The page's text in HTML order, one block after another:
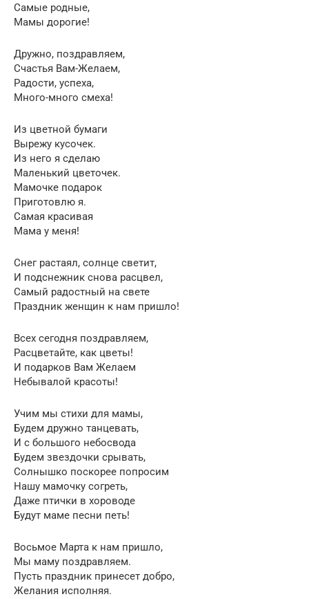
Самые родные,
Мамы дорогие!
Дружно, поздравляем,
Счастья Вам-Желаем,
Радости, успеха,
Много-много смеха!
Из цветной бумаги
Вырежу кусочек.
Из него я сделаю
Маленький цветочек.
Мамочке подарок
Приготовлю я.
Самая красивая
Мама у меня!
Снег растаял, солнце светит,
И подснежник снова расцвел,
Самый радостный на свете
Праздник женщин к нам пришло!
Всех сегодня поздравляем,
Расцветайте, как цветы!
И подарков Вам Желаем
Небывалой красоты!
Учим мы стихи для мамы,
Будем дружно танцевать,
И с большого небосвода
Будем звездочки срывать,
Солнышко поскорее попросим
Нашу мамочку согреть,
Даже птички в хороводе
Будут маме песни петь!
Восьмое Марта к нам пришло,
Мы маму поздравляем.
Пусть праздник принесет добро,
Желания исполняя.